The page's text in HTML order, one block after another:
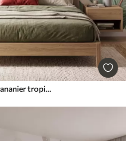
Papiers peints Feuilles de bananier tropicales ornées de grappes de baies de café rouges, style aquarelle